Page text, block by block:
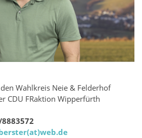
Wahlkreis Neie & Felderhof
CDU FRaktion Wipperfürth